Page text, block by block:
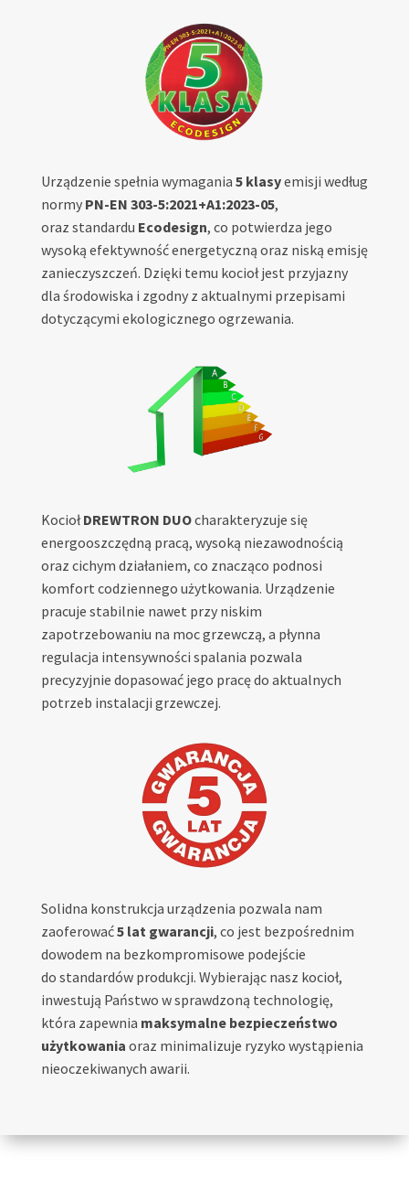
Urządzenie spełnia wymagania 5 klasyemisji według
normy PN-EN 303-5:2021+A1:2023-05,
oraz standardu Ecodesign, co potwierdza jego
wysoką efektywność energetyczną oraz niską emisję
zanieczyszczeń. Dzięki temu kocioł jest przyjazny
dla środowiska i zgodny z aktualnymi przepisami
dotyczącymi ekologicznego ogrzewania.
KociołDREWTRON DUOcharakteryzuje się
energooszczędną pracą, wysoką niezawodnością
oraz cichym działaniem, co znacząco podnosi
komfort codziennego użytkowania. Urządzenie
pracuje stabilnie nawet przy niskim
zapotrzebowaniu na moc grzewczą, a płynna
regulacja intensywności spalania pozwala
precyzyjnie dopasować jego pracę do aktualnych
potrzeb instalacji grzewczej.
Solidna konstrukcja urządzenia pozwala nam
zaoferować5 lat gwarancji, co jest bezpośrednim
dowodem na bezkompromisowe podejście
do standardów produkcji. Wybierając nasz kocioł,
inwestują Państwo w sprawdzoną technologię,
która zapewnia maksymalne bezpieczeństwo
użytkowania oraz minimalizuje ryzyko wystąpienia
nieoczekiwanych awarii.